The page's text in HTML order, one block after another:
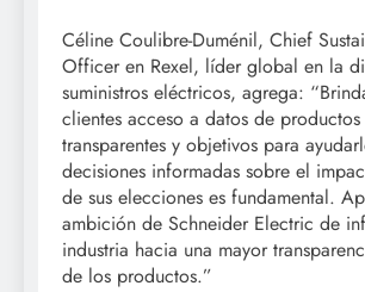
Céline Coulibre-Duménil, Chief
Officer en Rexel, líder global en la
suministros eléctricos, agrega:
clientes acceso a datos de productos
transparentes y objetivos para
decisiones informadas sobre el
de sus elecciones es fundamental.
ambición de Schneider Electric de
industria hacia una mayor
de los productos.”